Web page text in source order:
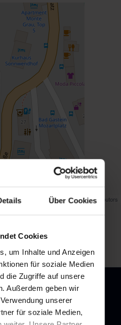
Über Cookies
Cookies
um Inhalte und Anzeigen
für soziale Medien
die Zugriffe auf unsere
Außerdem geben wir
unserer
für soziale Medien,
Map data © OpenStreetMapcontributors